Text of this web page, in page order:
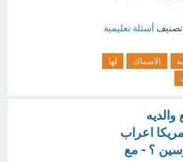
أسئلة تعليمية
الاسماك
لها
اعراب
؟ - مع